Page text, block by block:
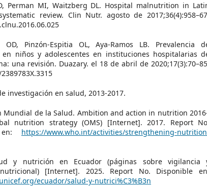
Perman MI, Waitzberg DL. Hospital malnutrition in
review. Clin Nutr. agosto de
OD, Pinzón-Espitia OL, Aya-Ramos LB. Prevalencia
niños y adolescentes en instituciones hospitalarias
una revisión. Duazary. el 18 de abril de
investigación en salud, 2013-2017.
Mundial de la Salud. Ambition and action in nutrition
nutrition strategy (OMS) [Internet]. 2017. Report
en: https://www.who.int/activities/strengthening-
y nutrición en Ecuador (páginas sobre vigilancia
[Internet]. 2025. Report No. Disponible
ecuador/salud-y-nutrici%C3%B3n